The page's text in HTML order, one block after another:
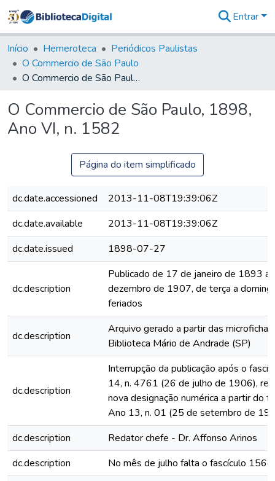
&
Coleções
Tudo na
Biblioteca
Estatísticas
Entrar
Início Hemeroteca
Periódicos Paulistas
O Commercio de São Paulo
O Commercio de São Paulo, 1898, Ano VI, n. 1582
O Commercio de São Paulo, 1898,
Ano VI, n. 1582
Página do item simplificado
dc.date.accessioned
2013-11-08T19:39:06Z
dc.date.available
2013-11-08T19:39:06Z
dc.date.issued
1898-07-27
dc.description
Publicado de 17 de janeiro de 1893 a
dezembro de 1907, de terça a
feriados
dc.description
Arquivo gerado a partir das
Biblioteca Mário de Andrade (SP)
dc.description
Interrupção da publicação após o
14, n. 4761 (26 de julho de 1906),
nova designação numérica a partir do
Ano 13, n. 01 (25 de setembro de
dc.description
Redator chefe - Dr. Affonso Arinos
dc.description
No mês de julho falta o fascículo 1568